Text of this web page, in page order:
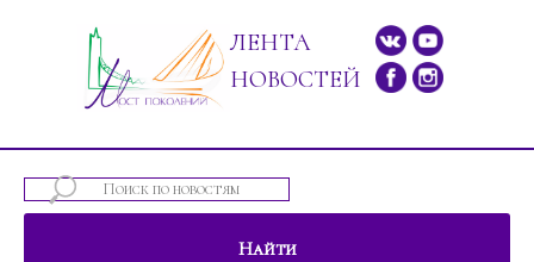
ЛЕНТА
НОВОСТЕЙ
Найти